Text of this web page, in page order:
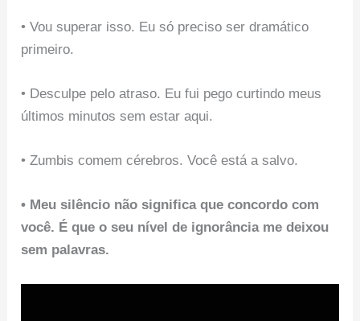
• Vou superar isso. Eu só preciso ser dramático
primeiro.
• Desculpe pelo atraso. Eu fui pego curtindo meus
últimos minutos sem estar aqui.
• Zumbis comem cérebros. Você está a salvo.
• Meu silêncio não significa que concordo com
você. É que o seu nível de ignorância me deixou
sem palavras.